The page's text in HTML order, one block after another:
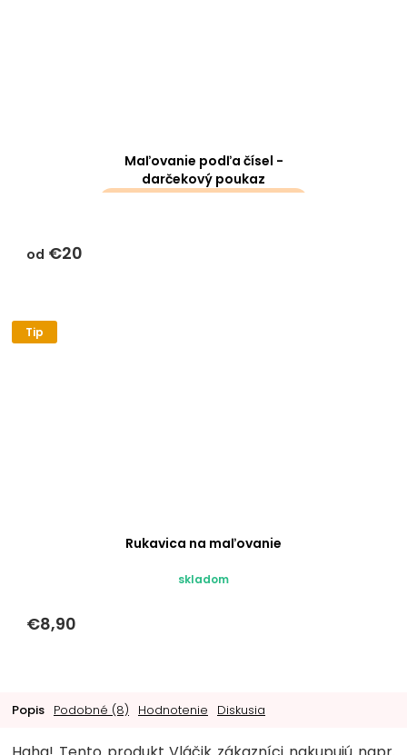
Maľovanie podľa čísel -
darčekový poukaz
od €20
Tip
Rukavica na maľovanie
skladom
€8,90
Popis Podobné (8) Hodnotenie Diskusia